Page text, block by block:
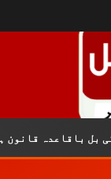
قانون ہے